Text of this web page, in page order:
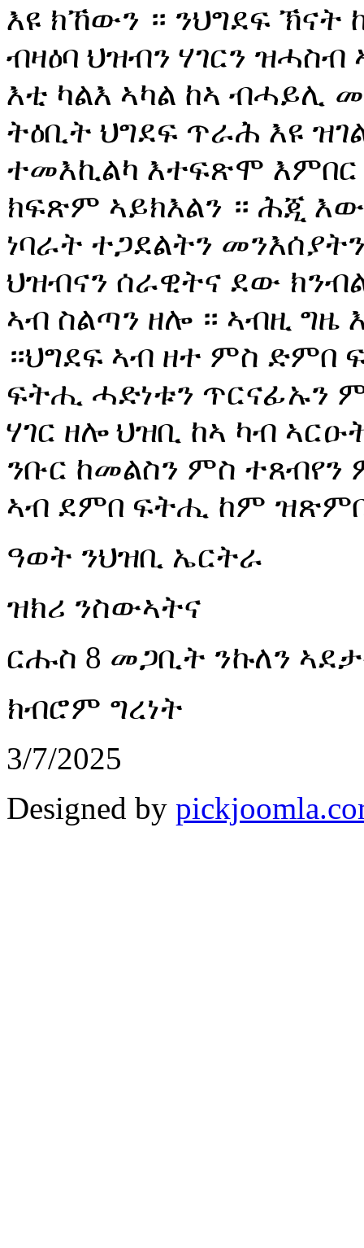
እዩ ክኸውን ። ንህግደፍ
ብዛዕባ ህዝብን ሃገርን
እቲ ካልእ ኣካል ከኣ ብሓይሊ
ትዕቢት ህግደፍ ጥራሕ እዩ
ተመእኪልካ እተፍጽሞ እምበር
ክፍጽም ኣይክእልን ። ሕጂ
ነባራት ተጋደልትን
ህዝብናን ሰራዊትና ደው
ኣብ ስልጣን ዘሎ ። ኣብዚ ግዜ
።ህግደፍ ኣብ ዘተ ምስ ድምበ
ፍትሒ ሓድነቱን ጥርናፊኡን
ሃገር ዘሎ ህዝቢ ከኣ ካብ
ንቡር ከመልስን ምስ ተጸብየን
ኣብ ደምበ ፍትሒ ከም
ዓወት ንህዝቢ ኤርትራ
ዝክሪ ንስውኣትና
ርሑስ 8 መጋቢት ንኩለን
ክብሮም ግረነት
3/7/2025
Designed by